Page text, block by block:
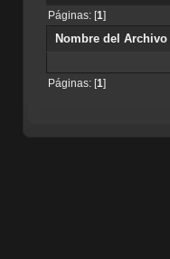
Páginas: [1]
Nombre del Archivo
Páginas: [1]